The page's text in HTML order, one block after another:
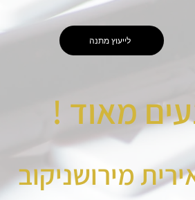
לייעוץ מתנה
מאוד !
מירושניקוב